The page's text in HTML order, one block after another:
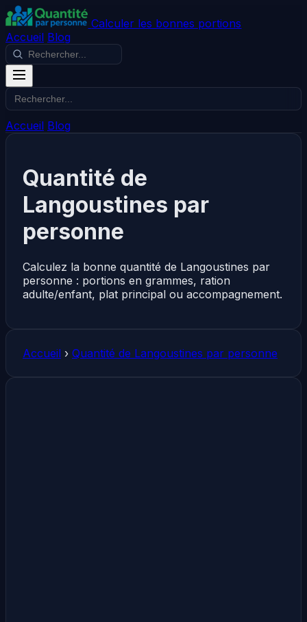
Calculer les bonnes portions
Accueil Blog
Accueil Blog
Quantité de
Langoustines par
personne
Calculez la bonne quantité de Langoustines par
personne : portions en grammes, ration
adulte/enfant, plat principal ou accompagnement.
Accueil › Quantité de Langoustines par personne